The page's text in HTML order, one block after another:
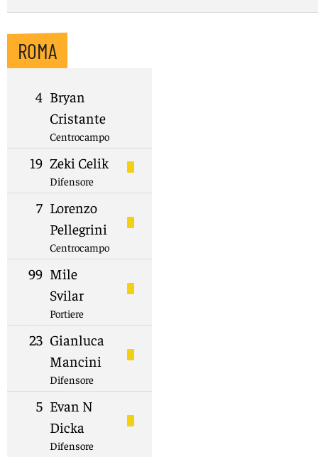
ROMA
4 Bryan
Cristante
Centrocampo
19 Zeki Celik
Difensore
7 Lorenzo
Pellegrini
Centrocampo
99 Mile
Svilar
Portiere
23 Gianluca
Mancini
Difensore
5 Evan N
Dicka
Difensore